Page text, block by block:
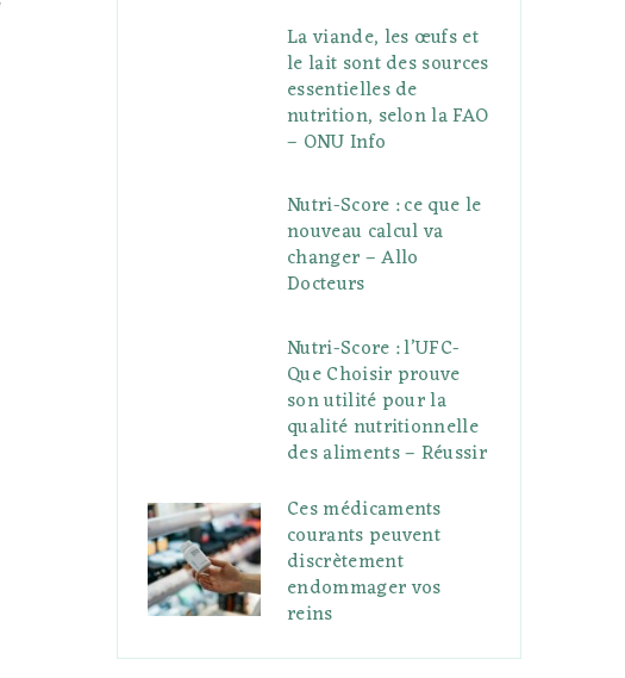
La viande, les œufs et
le lait sont des sources
essentielles de
nutrition, selon la FAO
– ONU Info
Nutri-Score : ce que le
nouveau calcul va
changer – Allo
Docteurs
Nutri-Score : l’UFC-
Que Choisir prouve
son utilité pour la
qualité nutritionnelle
des aliments – Réussir
Ces médicaments
courants peuvent
discrètement
endommager vos
reins